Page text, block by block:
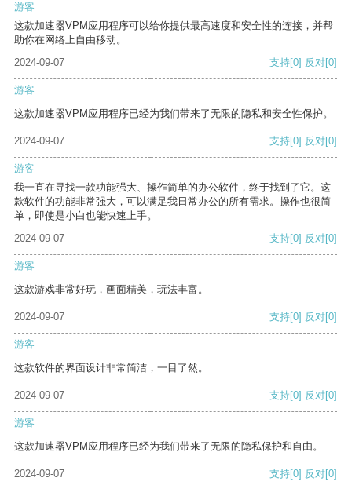
游客
这款加速器VPM应用程序可以给你提供最高速度和安全性的连接，并帮
助你在网络上自由移动。
2024-09-07
支持[0] 反对[0]
游客
这款加速器VPM应用程序已经为我们带来了无限的隐私和安全性保护。
2024-09-07 支持[0] 反对[0]
游客
我一直在寻找一款功能强大、操作简单的办公软件，终于找到了它。这
款软件的功能非常强大，可以满足我日常办公的所有需求。操作也很简
单，即使是小白也能快速上手。
2024-09-07
支持[0] 反对[0]
游客
这款游戏非常好玩，画面精美，玩法丰富。
2024-09-07 支持[0] 反对[0]
游客
这款软件的界面设计非常简洁，一目了然。
2024-09-07 支持[0] 反对[0]
游客
这款加速器VPM应用程序已经为我们带来了无限的隐私保护和自由。
2024-09-07 支持[0] 反对[0]